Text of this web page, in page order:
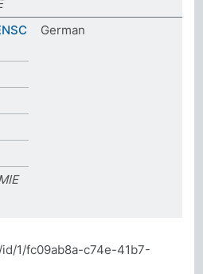
German
1/fc09ab8a-c74e-41b7-